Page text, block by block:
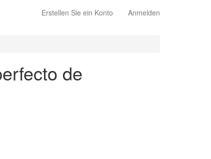
Erstellen Sie ein Konto Anmelden
de